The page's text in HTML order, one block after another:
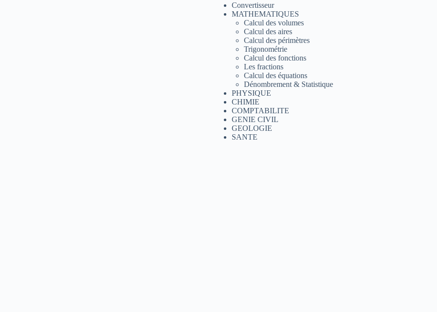
Convertisseur
MATHEMATIQUES
Calcul des volumes
Calcul des aires
Calcul des périmètres
Trigonométrie
Calcul des fonctions
Les fractions
Calcul des équations
Dénombrement & Statistique
PHYSIQUE
CHIMIE
COMPTABILITE
GENIE CIVIL
GEOLOGIE
SANTE